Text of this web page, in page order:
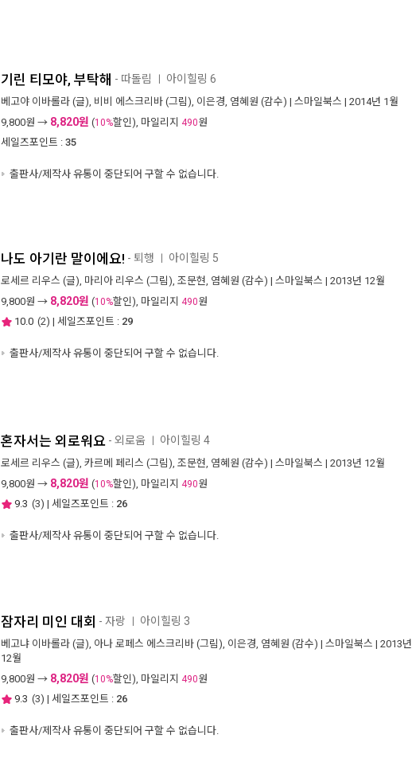
기린 티모야, 부탁해 - 따돌림 아이힐링 6
베고야 이바롤라 (글), 비비 에스크리바 (그림), 이은경, 염혜원 (감수) | 스마일북스 | 2014년 1월
9,800원 → 8,820원 (10%할인), 마일리지 490원
세일즈포인트 : 35
출판사/제작사 유통이 중단되어 구할 수 없습니다.
나도 아기란 말이에요! - 퇴행 아이힐링 5
로세르 리우스 (글), 마리아 리우스 (그림), 조문현, 염혜원 (감수) | 스마일북스 | 2013년 12월
9,800원 → 8,820원 (10%할인), 마일리지 490원
10.0 (2) | 세일즈포인트 : 29
출판사/제작사 유통이 중단되어 구할 수 없습니다.
혼자서는 외로워요 - 외로움 아이힐링 4
로세르 리우스 (글), 카르메 페리스 (그림), 조문현, 염혜원 (감수) | 스마일북스 | 2013년 12월
9,800원 → 8,820원 (10%할인), 마일리지 490원
9.3 (3) | 세일즈포인트 : 26
출판사/제작사 유통이 중단되어 구할 수 없습니다.
잠자리 미인 대회 - 자랑 아이힐링 3
베고냐 이바롤라 (글), 아나 로페스 에스크리바 (그림), 이은경, 염혜원 (감수) | 스마일북스 | 2013년
12월
9,800원 → 8,820원 (10%할인), 마일리지 490원
9.3 (3) | 세일즈포인트 : 26
출판사/제작사 유통이 중단되어 구할 수 없습니다.